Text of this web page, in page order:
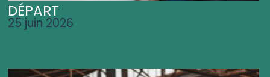
DÉPART
25 juin 2026